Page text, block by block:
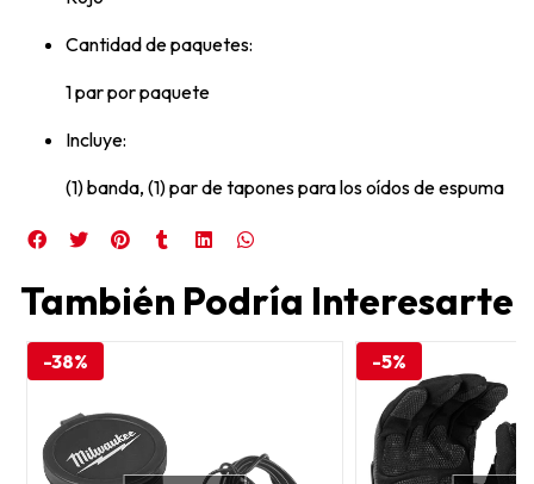
Cantidad de paquetes:
1 par por paquete
Incluye:
(1) banda, (1) par de tapones para los oídos de espuma
También Podría Interesarte
-38% -5%